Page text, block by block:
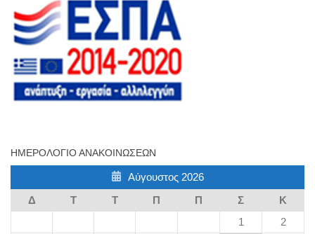
ΗΜΕΡΟΛΌΓΙΟ ΑΝΑΚΟΙΝΏΣΕΩΝ
Αύγουστος 2026
Δ
Τ Τ Π Π Σ
Κ
1
2